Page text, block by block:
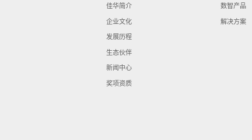
佳华简介
企业文化
发展历程
生态伙伴
新闻中心
奖项资质
数智产品
解决方案